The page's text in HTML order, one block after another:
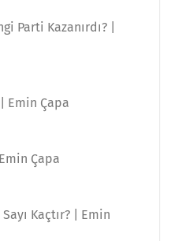
Parti Kazanırdı? |
Emin Çapa
Çapa
Kaçtır? | Emin